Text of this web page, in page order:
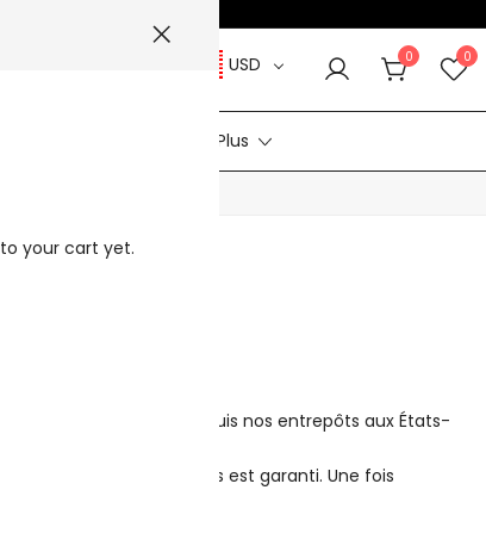
your cart yet.
USD 0 0
Aide Plus
directement depuis nos entrepôts aux États-
FedEx et UPS, Votre colis est garanti. Une fois